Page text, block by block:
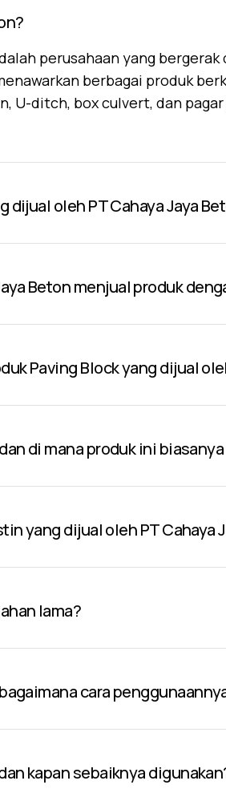
perusahaan yang
berbagai produk
U-ditch, box culvert, dan
dijual oleh PT Cahaya Jaya
Beton menjual produk
Paving Block yang dijual
di mana produk ini
yang dijual oleh PT Cahaya
lama?
cara
kapan sebaiknya